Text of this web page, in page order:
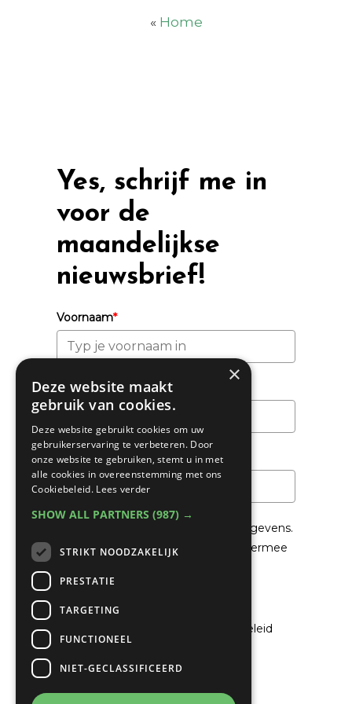
« Home
Yes, schrijf me in
voor de
maandelijkse
nieuwsbrief!
Voornaam*
Achternaam
Email*
We gaan voorzichtig om met je gegevens.
Lees in hetPrivacybeleid
hoe we hiermee
Ik ga akkoord met het privacybeleid
×
Deze website maakt
gebruik van cookies.
Deze website gebruikt cookies om uw
gebruikerservaring te verbeteren. Door
onze website te gebruiken, stemt u in met
alle cookies in overeenstemming met ons
Cookiebeleid. Lees verder
SHOW ALL PARTNERS (987) →
STRIKT NOODZAKELIJK
PRESTATIE
TARGETING
FUNCTIONEEL
NIET-GECLASSIFICEERD